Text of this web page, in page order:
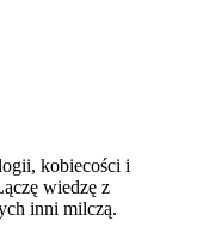
kobiecości i
wiedzę z
inni milczą.